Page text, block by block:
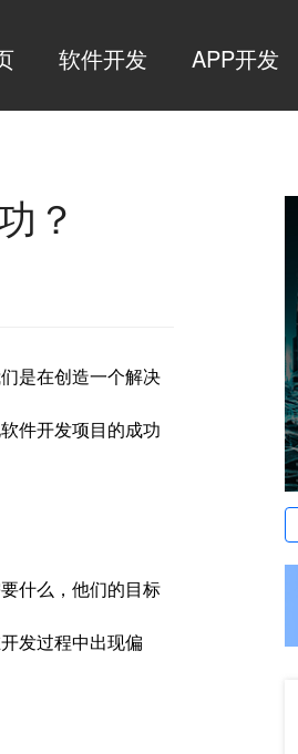
软件开发 APP开发
？
是在创造一个解决
件开发项目的成功
什么，他们的目标
发过程中出现偏